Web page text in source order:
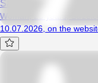
SamotnyMis00
Woman, 25 years,
10.07.2026 on the